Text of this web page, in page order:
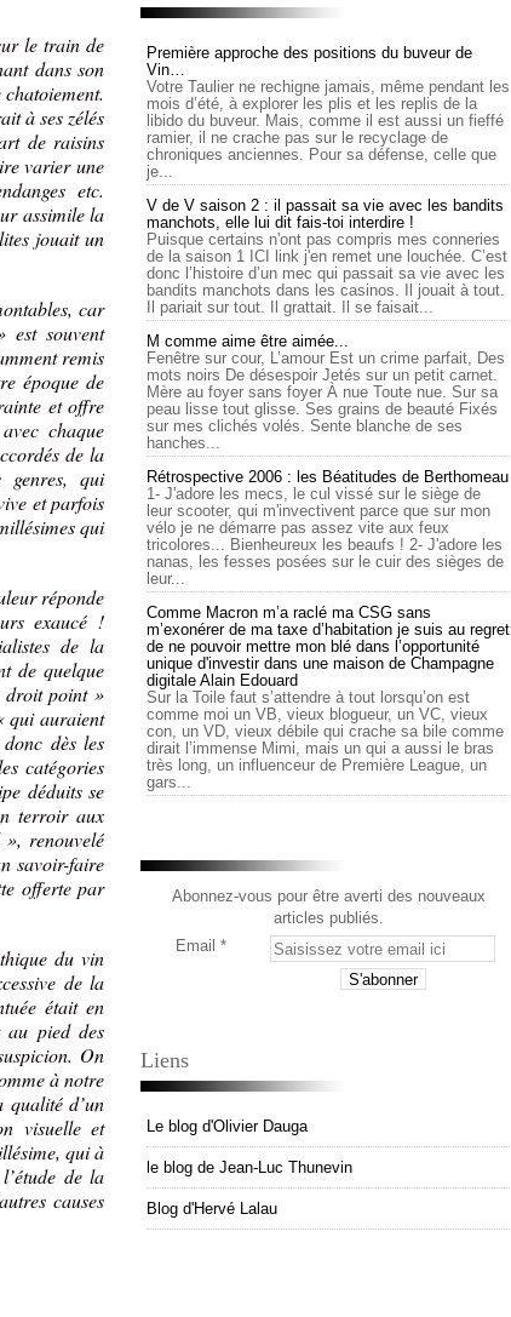
le train de
dans son
à ses zélés
de raisins
varier une
etc.
assimile la
jouait un
car
est souvent
remis
époque de
et offre
chaque
de la
genres, qui
et parfois
qui
réponde
exaucé !
de la
de quelque
droit point »
qui auraient
dès les
catégories
déduits se
terroir aux
renouvelé
savoir-faire
offerte par
du vin
de la
était en
pied des
On
à notre
qualité d’un
visuelle et
qui à
de la
causes
Première approche des positions du buveur de
Vin…
Votre Taulier ne rechigne jamais, même pendant les
mois d’été, à explorer les plis et les replis de la
libido du buveur. Mais, comme il est aussi un fieffé
ramier, il ne crache pas sur le recyclage de
chroniques anciennes. Pour sa défense, celle que
je...
V de V saison 2 : il passait sa vie avec les bandits
manchots, elle lui dit fais-toi interdire !
Puisque certains n'ont pas compris mes conneries
de la saison 1 ICI link j'en remet une louchée. C’est
donc l’histoire d’un mec qui passait sa vie avec les
bandits manchots dans les casinos. Il jouait à tout.
Il pariait sur tout. Il grattait. Il se faisait...
M comme aime être aimée...
Fenêtre sur cour, L’amour Est un crime parfait, Des
mots noirs De désespoir Jetés sur un petit carnet.
Mère au foyer sans foyer À nue Toute nue. Sur sa
peau lisse tout glisse. Ses grains de beauté Fixés
sur mes clichés volés. Sente blanche de ses
hanches...
Rétrospective 2006 : les Béatitudes de Berthomeau
1- J'adore les mecs, le cul vissé sur le siège de
leur scooter, qui m'invectivent parce que sur mon
vélo je ne démarre pas assez vite aux feux
tricolores... Bienheureux les beaufs ! 2- J'adore les
nanas, les fesses posées sur le cuir des sièges de
leur...
Comme Macron m’a raclé ma CSG sans
m’exonérer de ma taxe d’habitation je suis au regret
de ne pouvoir mettre mon blé dans l’opportunité
unique d'investir dans une maison de Champagne
digitale Alain Edouard
Sur la Toile faut s’attendre à tout lorsqu’on est
comme moi un VB, vieux blogueur, un VC, vieux
con, un VD, vieux débile qui crache sa bile comme
dirait l’immense Mimi, mais un qui a aussi le bras
très long, un influenceur de Première League, un
gars...
Abonnez-vous pour être averti des nouveaux
articles publiés.
Email
Liens
Le blog d'Olivier Dauga
le blog de Jean-Luc Thunevin
Blog d'Hervé Lalau